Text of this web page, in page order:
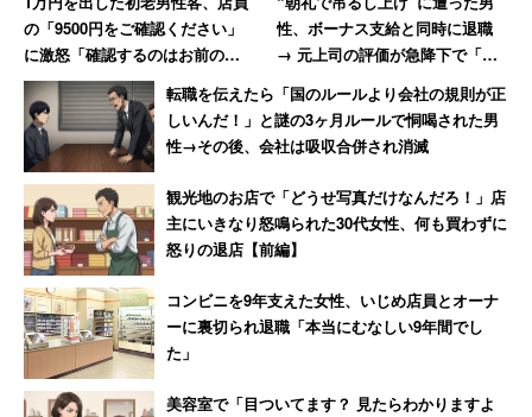
く、顧問や周囲に対し、「一生懸命頑張る姿を見せるこ
と」自体が目的になっていないだろうか。
こうして見ると、学生時代の部活動から「量（時間）」で
の評価は始まっていると言えそうだ。ネットでは、
「本当に職場もそう。いまだに長く働き残業多い奴
が評価される。違うだろ！与えられた仕事を時間内
に残業なしに終わらせる方がどれぐらい会社に貢献
してるか考えろ」
の「9500円をご確認ください」
に激怒「確認するのはお前の仕
事だろ!」→妻には頭が上がらず
大人しくなる
性、ボーナス支給と同時に退職
→ 元上司の評価が急降下で「ザ
マアミロと思いました」
転職を伝えたら「国のルールより会社の規則が正
しいんだ！」と謎の3ヶ月ルールで恫喝された男
性→その後、会社は吸収合併され消滅
観光地のお店で「どうせ写真だけなんだろ！」店
主にいきなり怒鳴られた30代女性、何も買わずに
怒りの退店【前編】
コンビニを9年支えた女性、いじめ店員とオーナ
ーに裏切られ退職「本当にむなしい9年間でし
た」
美容室で「目ついてます？ 見たらわかりますよ